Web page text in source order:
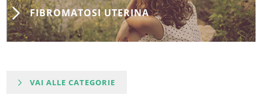
FIBROMATOSI UTERINA
VAI ALLE CATEGORIE